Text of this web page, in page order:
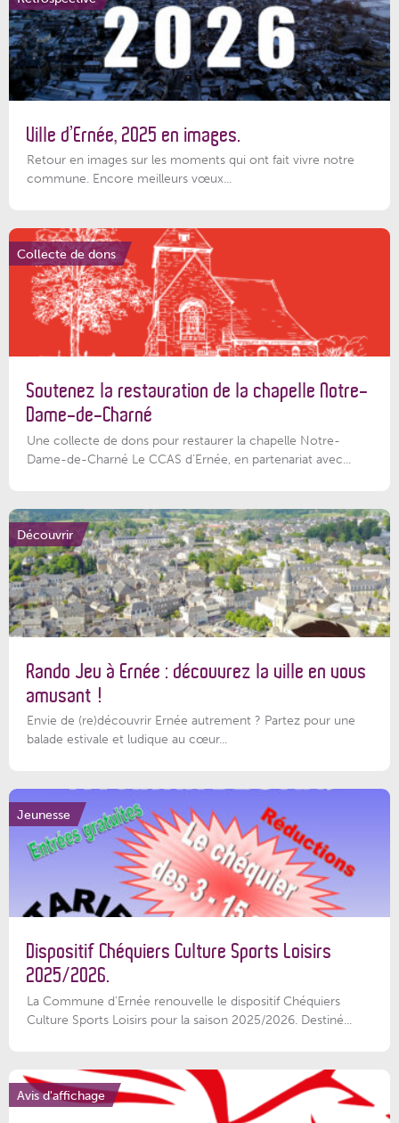
Ville d’Ernée, 2025 en images.
Retour en images sur les moments qui ont fait vivre notre
commune. Encore meilleurs vœux...
Collecte de dons
Soutenez la restauration de la chapelle Notre-
Dame-de-Charné
Une collecte de dons pour restaurer la chapelle Notre-
Dame-de-Charné Le CCAS d’Ernée, en partenariat avec...
Découvrir
Rando Jeu à Ernée : découvrez la ville en vous
amusant !
Envie de (re)découvrir Ernée autrement ? Partez pour une
balade estivale et ludique au cœur...
Jeunesse
Dispositif Chéquiers Culture Sports Loisirs
2025/2026.
La Commune d'Ernée renouvelle le dispositif Chéquiers
Culture Sports Loisirs pour la saison 2025/2026. Destiné...
Avis d'affichage